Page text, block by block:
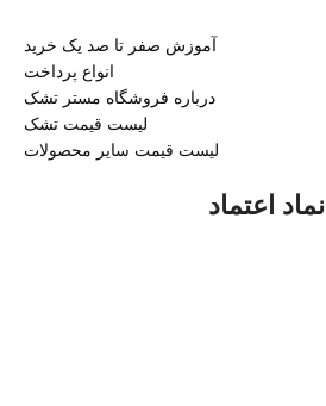
آموزش صفر تا صد یک خرید
انواع پرداخت
درباره فروشگاه مستر تشک
لیست قیمت تشک
لیست قیمت سایر محصولات
نماد اعتماد